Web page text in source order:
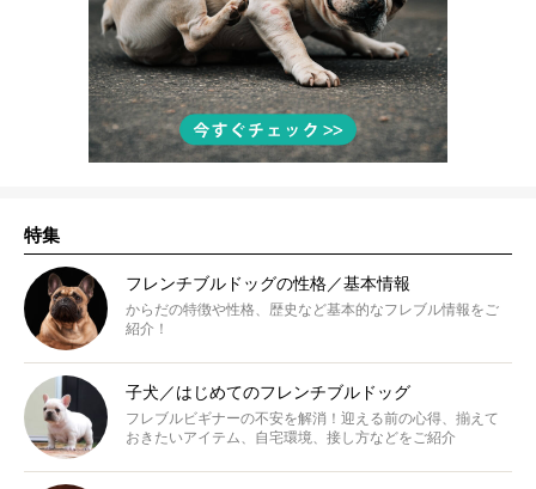
特集
フレンチブルドッグの性格／基本情報
からだの特徴や性格、歴史など基本的なフレブル情報をご
紹介！
子犬／はじめてのフレンチブルドッグ
フレブルビギナーの不安を解消！迎える前の心得、揃えて
おきたいアイテム、自宅環境、接し方などをご紹介